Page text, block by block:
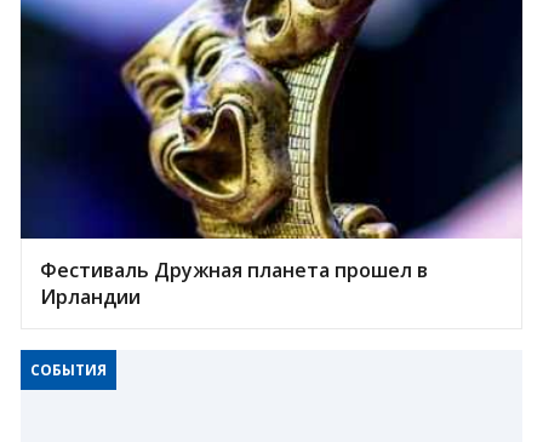
Фестиваль Дружная планета прошел в
Ирландии
СОБЫТИЯ